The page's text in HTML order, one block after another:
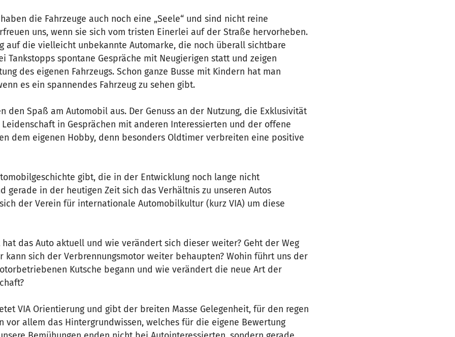
die Fahrzeuge auch noch eine „Seele“ und sind nicht reine
uns, wenn sie sich vom tristen Einerlei auf der Straße hervorheben.
auf die vielleicht unbekannte Automarke, die noch überall sichtbare
Tankstopps spontane Gespräche mit Neugierigen statt und zeigen
des eigenen Fahrzeugs. Schon ganze Busse mit Kindern hat man
es ein spannendes Fahrzeug zu sehen gibt.
den Spaß am Automobil aus. Der Genuss an der Nutzung, die Exklusivität
in Gesprächen mit anderen Interessierten und der offene
dem eigenen Hobby, denn besonders Oldtimer verbreiten eine positive
gibt, die in der Entwicklung noch lange nicht
gerade in der heutigen Zeit sich das Verhältnis zu unseren Autos
der Verein für internationale Automobilkultur (kurz VIA) um diese
das Auto aktuell und wie verändert sich dieser weiter? Geht der Weg
kann sich der Verbrennungsmotor weiter behaupten? Wohin führt uns der
Kutsche begann und wie verändert die neue Art der
VIA Orientierung und gibt der breiten Masse Gelegenheit, für den regen
vor allem das Hintergrundwissen, welches für die eigene Bewertung